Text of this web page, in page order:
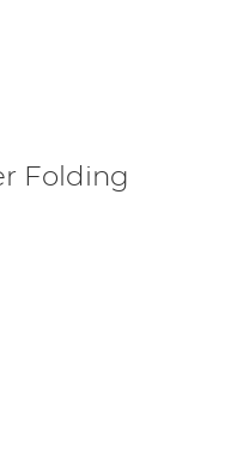
Folding